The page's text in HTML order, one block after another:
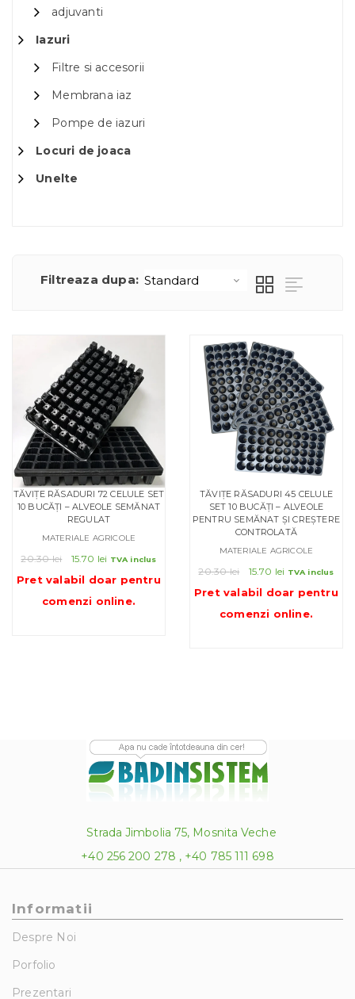
adjuvanti
Iazuri
Filtre si accesorii
Membrana iaz
Pompe de iazuri
Locuri de joaca
Unelte
Filtreaza dupa:
TĂVIȚE RĂSADURI 72 CELULE SET
10 BUCĂȚI – ALVEOLE SEMĂNAT
REGULAT
MATERIALE AGRICOLE
20.30lei
Prețul
a
fost:
15.70 lei Prețul
este:
15.70 lei.
TVA inclus
Pret valabil doar pentru
comenzi online.
TĂVIȚE RĂSADURI 45 CELULE
SET 10 BUCĂȚI – ALVEOLE
PENTRU SEMĂNAT ȘI CREȘTERE
CONTROLATĂ
MATERIALE AGRICOLE
20.30lei
Prețul
a
fost:
15.70 lei Prețul
este:
15.70 lei.
TVA inclus
Pret valabil doar pentru
comenzi online.
Strada Jimbolia 75, Mosnita Veche
+40 256 200 278 , +40 785 111 698
Informatii
Despre Noi
Porfolio
Prezentari